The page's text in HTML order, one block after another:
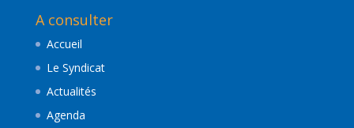
A consulter
Accueil
Le Syndicat
Actualités
Agenda